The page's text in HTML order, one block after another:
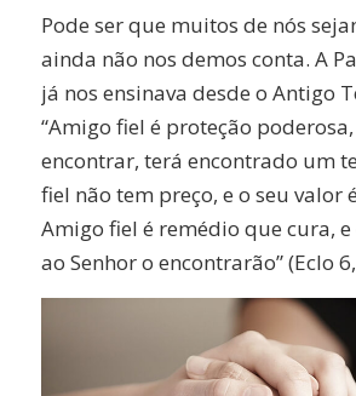
Pode ser que muitos de nós
ainda não nos demos conta. A
já nos ensinava desde o Antigo
“Amigo fiel é proteção
encontrar, terá encontrado um
fiel não tem preço, e o seu valor
Amigo fiel é remédio que cura,
ao Senhor o encontrarão” (Eclo